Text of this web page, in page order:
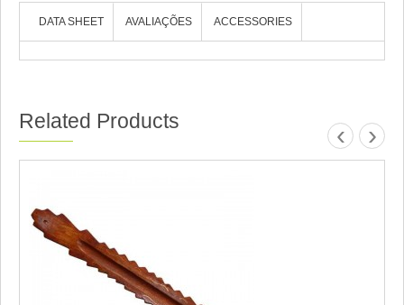
DATA SHEET AVALIAÇÕES ACCESSORIES
Related Products ‹ ›